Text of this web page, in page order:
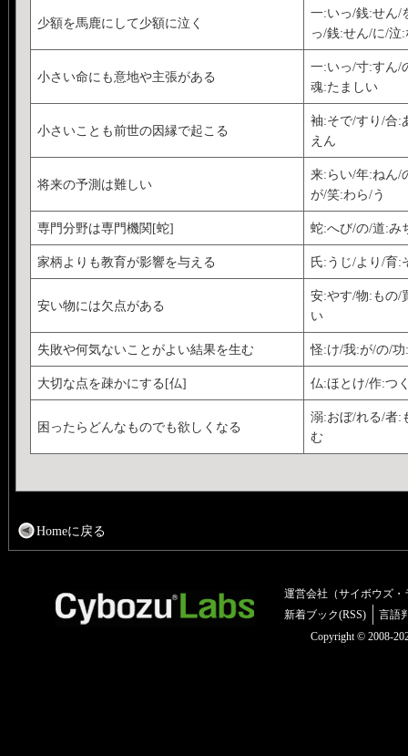
少額を馬鹿にして少額に泣く
一:いっ/銭:せん/
っ/銭:せん/に/泣
小さい命にも意地や主張がある
一:いっ/寸:すん/
魂:たましい
小さいことも前世の因縁で起こる
袖:そで/すり/合:
えん
将来の予測は難しい
来:らい/年:ねん/
が/笑:わら/う
専門分野は専門機関[蛇] 蛇:へび/の/道:み
家柄よりも教育が影響を与える 氏:うじ/より/育:
安い物には欠点がある
安:やす/物:もの/
い
失敗や何気ないことがよい結果を生む 怪:け/我:が/の/
大切な点を疎かにする[仏] 仏:ほとけ/作:つ
困ったらどんなものでも欲しくなる
溺:おぼ/れる/者:
む
Homeに戻る
運営会社（サイボウズ・
新着ブック(RSS)
言語
Copyright © 2008-